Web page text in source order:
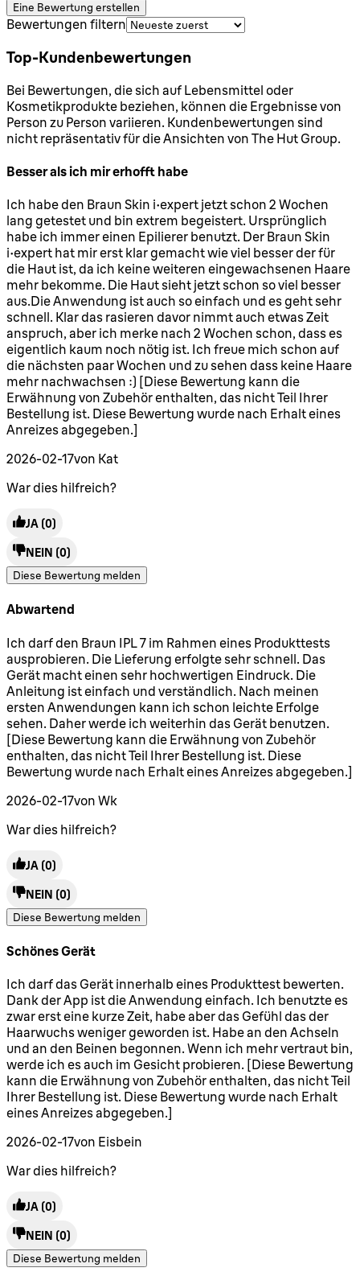
Eine Bewertung erstellen
Bewertungen filtern
Top-Kundenbewertungen
Bei Bewertungen, die sich auf Lebensmittel oder
Kosmetikprodukte beziehen, können die Ergebnisse von
Person zu Person variieren. Kundenbewertungen sind
nicht repräsentativ für die Ansichten von The Hut Group.
Besser als ich mir erhofft habe
5 Sterne von maximal 5
Ich habe den Braun Skin i·expert jetzt schon 2 Wochen
lang getestet und bin extrem begeistert. Ursprünglich
habe ich immer einen Epilierer benutzt. Der Braun Skin
i·expert hat mir erst klar gemacht wie viel besser der für
die Haut ist, da ich keine weiteren eingewachsenen Haare
mehr bekomme. Die Haut sieht jetzt schon so viel besser
aus.Die Anwendung ist auch so einfach und es geht sehr
schnell. Klar das rasieren davor nimmt auch etwas Zeit
anspruch, aber ich merke nach 2 Wochen schon, dass es
eigentlich kaum noch nötig ist. Ich freue mich schon auf
die nächsten paar Wochen und zu sehen dass keine Haare
mehr nachwachsen :) [Diese Bewertung kann die
Erwähnung von Zubehör enthalten, das nicht Teil Ihrer
Bestellung ist. Diese Bewertung wurde nach Erhalt eines
Anreizes abgegeben.]
2026-02-17von Kat
War dies hilfreich?
JA (0)
NEIN (0)
Diese Bewertung melden
Abwartend
4 Sterne von maximal 5
Ich darf den Braun IPL 7 im Rahmen eines Produkttests
ausprobieren. Die Lieferung erfolgte sehr schnell. Das
Gerät macht einen sehr hochwertigen Eindruck. Die
Anleitung ist einfach und verständlich. Nach meinen
ersten Anwendungen kann ich schon leichte Erfolge
sehen. Daher werde ich weiterhin das Gerät benutzen.
[Diese Bewertung kann die Erwähnung von Zubehör
enthalten, das nicht Teil Ihrer Bestellung ist. Diese
Bewertung wurde nach Erhalt eines Anreizes abgegeben.]
2026-02-17von Wk
War dies hilfreich?
JA (0)
NEIN (0)
Diese Bewertung melden
Schönes Gerät
5 Sterne von maximal 5
Ich darf das Gerät innerhalb eines Produkttest bewerten.
Dank der App ist die Anwendung einfach. Ich benutzte es
zwar erst eine kurze Zeit, habe aber das Gefühl das der
Haarwuchs weniger geworden ist. Habe an den Achseln
und an den Beinen begonnen. Wenn ich mehr vertraut bin,
werde ich es auch im Gesicht probieren. [Diese Bewertung
kann die Erwähnung von Zubehör enthalten, das nicht Teil
Ihrer Bestellung ist. Diese Bewertung wurde nach Erhalt
eines Anreizes abgegeben.]
2026-02-17von Eisbein
War dies hilfreich?
JA (0)
NEIN (0)
Diese Bewertung melden